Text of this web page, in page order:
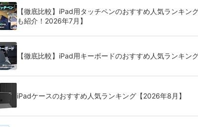
【徹底比較】iPad用タッチペンのおすすめ人気ランキ
も紹介！2026年7月】
【徹底比較】iPad用キーボードのおすすめ人気ランキン
iPadケースのおすすめ人気ランキング【2026年8月】